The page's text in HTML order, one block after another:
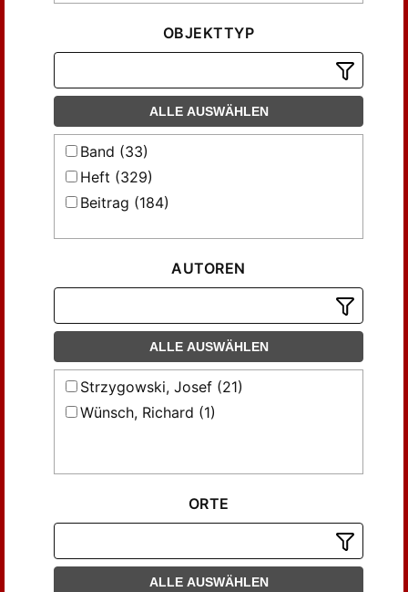
OBJEKTTYP
ALLE AUSWÄHLEN
Band (33)
Heft (329)
Beitrag (184)
AUTOREN
ALLE AUSWÄHLEN
Strzygowski, Josef (21)
Wünsch, Richard (1)
ORTE
ALLE AUSWÄHLEN